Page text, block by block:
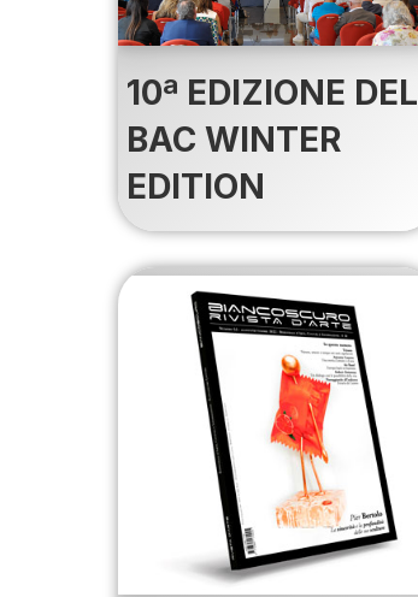
10ª EDIZIONE DEL
BAC WINTER
EDITION